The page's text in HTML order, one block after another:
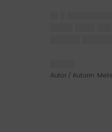
Autor / Autorin: